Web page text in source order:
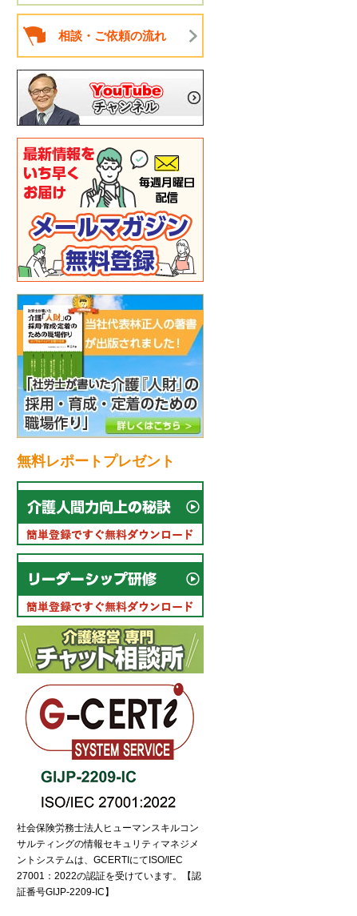
相談・ご依頼の流れ
無料レポートプレゼント
社会保険労務士法人ヒューマンスキルコン
サルティングの情報セキュリティマネジメ
ントシステムは、GCERTIにてISO/IEC
27001：2022の認証を受けています。【認
証番号GIJP-2209-IC】